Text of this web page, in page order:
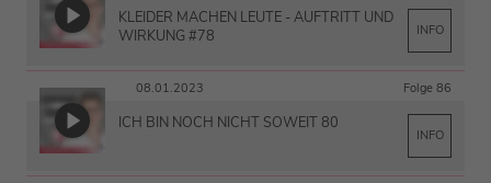
KLEIDER MACHEN LEUTE - AUFTRITT UND
WIRKUNG #78
INFO
08.01.2023 Folge 86
ICH BIN NOCH NICHT SOWEIT 80
INFO